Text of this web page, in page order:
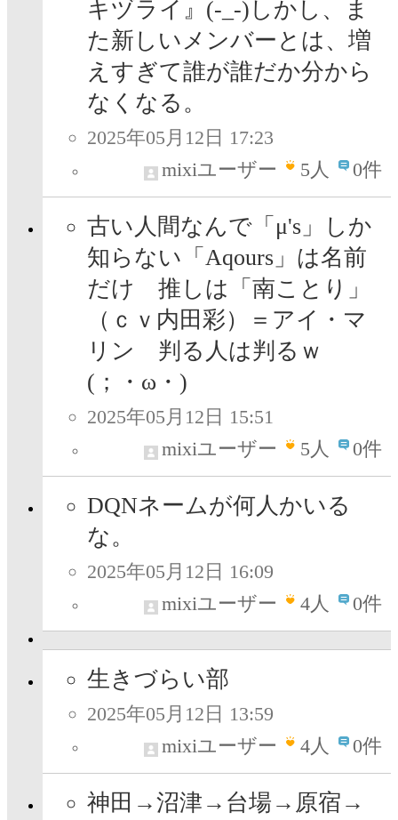
キヅライ』(-_-)しかし、ま
た新しいメンバーとは、増
えすぎて誰が誰だか分から
なくなる。
2025年05月12日 17:23
mixiユーザー
5人 0件
古い人間なんで「μ's」しか
知らない「Aqours」は名前
だけ 推しは「南ことり」
（ｃｖ内田彩）＝アイ・マ
リン 判る人は判るｗ
(；・ω・)
2025年05月12日 15:51
mixiユーザー
5人 0件
DQNネームが何人かいる
な。
2025年05月12日 16:09
mixiユーザー
4人 0件
生きづらい部
2025年05月12日 13:59
mixiユーザー
4人 0件
神田→沼津→台場→原宿→